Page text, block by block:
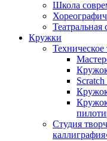
Школа
Кружки
Техническое
Студия